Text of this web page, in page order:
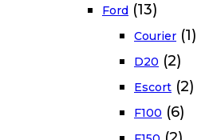
Ford (13)
Courier (1)
D20 (2)
Escort (2)
F100 (6)